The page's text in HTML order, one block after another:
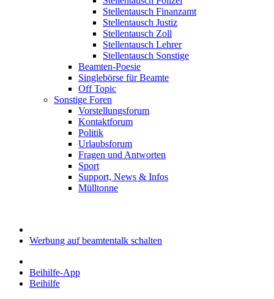
Stellentausch Finanzamt
Stellentausch Justiz
Stellentausch Zoll
Stellentausch Lehrer
Stellentausch Sonstige
Beamten-Poesie
Singlebörse für Beamte
Off Topic
Sonstige Foren
Vorstellungsforum
Kontaktforum
Politik
Urlaubsforum
Fragen und Antworten
Sport
Support, News & Infos
Mülltonne
Werbung auf beamtentalk schalten
Beihilfe-App
Beihilfe